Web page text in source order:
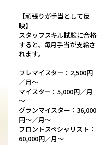
【頑張りが手当として反
映】
スタッフスキル試験に合格
すると、毎月手当が支給さ
れます。
プレマイスター：2,500円
／月～
マイスター：5,000円／月
～
グランマイスター：36,000
円～／月～
フロントスペシャリスト：
60,000円／月～